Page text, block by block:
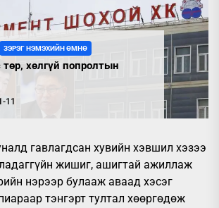
ЗЭРЭГ НЭМЭХИЙН ӨМНӨ
төр, хөлгүй попролтын
11
гавлагдсан хувийн хэвшил хэзээ
жишиг, ашигтай ажиллаж
нэрээр булааж аваад хэсэг
тэнгэрт тултал хөөргөдөж